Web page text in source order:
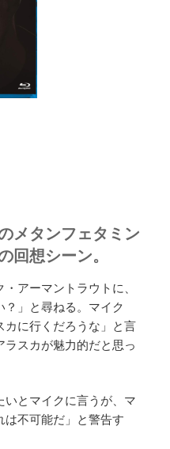
メタンフェタミン
回想シーン。
アーマントラウトに、
？」と尋ねる。マイク
カに行くだろうな」と言
スカが魅力的だと思っ
いとマイクに言うが、マ
は不可能だ」と警告す